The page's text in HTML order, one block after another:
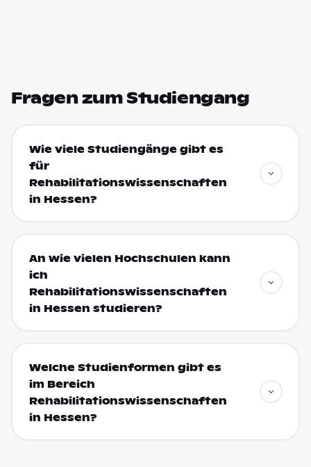
Fragen zum Studiengang
Wie viele Studiengänge gibt es
für
Rehabilitationswissenschaften
in Hessen?
An wie vielen Hochschulen kann
ich
Rehabilitationswissenschaften
in Hessen studieren?
Welche Studienformen gibt es
im Bereich
Rehabilitationswissenschaften
in Hessen?